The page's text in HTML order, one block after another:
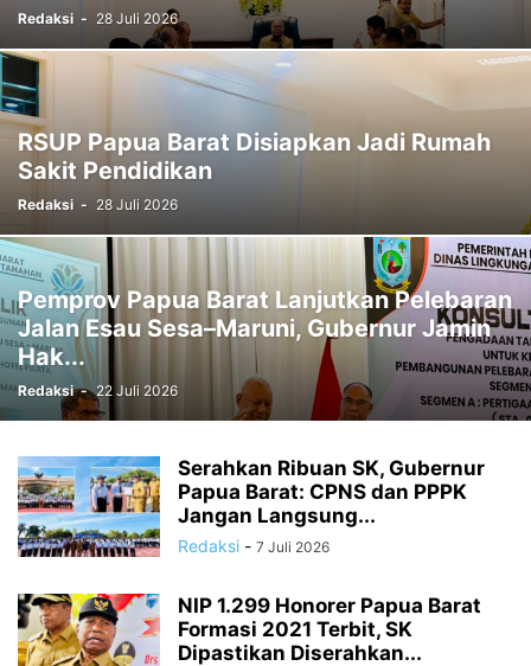
PENDIDIKAN PERISTIWA PERTANIAN PETANI
POLBANGTAN MANOKWARI POLITICS POLITIK RAJA AMPAT
SOCCER SORONG SORONG SELATAN
STTP MANOKWARI SUARA DARI KAMPUNG SUPIORI
TAK BERKATEGORI TAMBRAUW TEKNOLOGI TELUK BINTUNI
TELUK WONDAMA
Redaksi - 28 Juli 2026
RSUP Papua Barat Disiapkan Jadi Rumah
Sakit Pendidikan
Redaksi - 28 Juli 2026
Pemprov Papua Barat Lanjutkan Pelebaran
Jalan Esau Sesa–Maruni, Gubernur Jamin
Hak...
Redaksi - 22 Juli 2026
Serahkan Ribuan SK, Gubernur
Papua Barat: CPNS dan PPPK
Jangan Langsung...
Redaksi - 7 Juli 2026
NIP 1.299 Honorer Papua Barat
Formasi 2021 Terbit, SK
Dipastikan Diserahkan...